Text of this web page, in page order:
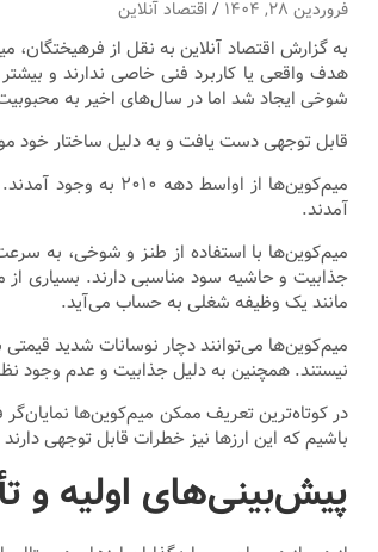
فروردین ۲۸, ۱۴۰۴ اقتصاد آنلاین
شوخی ایجاد شد اما در سال‌های اخیر به
قابل توجهی دست یافت و به دلیل ساختار خود
آمدند.
میم‌کوین‌ها با استفاده از طنز و شوخی، به
جذابیت و حاشیه سود مناسبی دارند. بسیاری از
مانند یک وظیفه شغلی به حساب می‌آید.
میم‌کوین‌ها می‌توانند دچار نوسانات شدید قیمتی
نیستند. همچنین به دلیل جذابیت و عدم وجود
در کوتاه‌ترین تعریف ممکن میم‌کوین‌ها
باشیم که این ارزها نیز خطرات قابل توجهی
پیش‌بینی‌های اولیه و